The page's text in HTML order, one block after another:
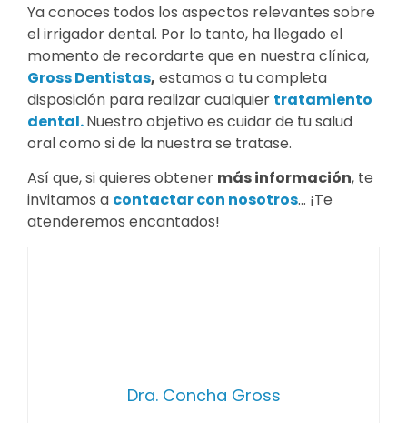
Ya conoces todos los aspectos relevantes sobre
el irrigador dental. Por lo tanto, ha llegado el
momento de recordarte que en nuestra clínica,
Gross Dentistas, estamos a tu completa
disposición para realizar cualquier tratamiento
dental.Nuestro objetivo es cuidar de tu salud
oral como si de la nuestra se tratase.
Así que, si quieres obtener más información, te
invitamos a contactar con nosotros… ¡Te
atenderemos encantados!
Dra. Concha Gross